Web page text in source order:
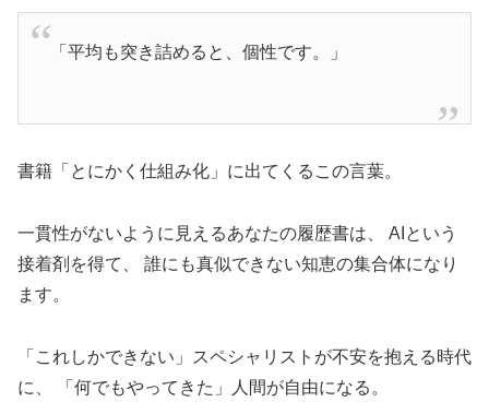
「平均も突き詰めると、個性です。」
書籍「とにかく仕組み化」に出てくるこの言葉。
一貫性がないように見えるあなたの履歴書は、 AIという
接着剤を得て、 誰にも真似できない知恵の集合体になり
ます。
「これしかできない」スペシャリストが不安を抱える時代
に、 「何でもやってきた」人間が自由になる。